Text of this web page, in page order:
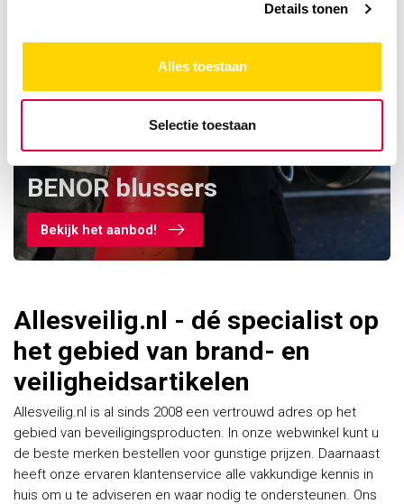
Details tonen
Alles toestaan
Selectie toestaan
Ontdek ons assortiment
BENOR blussers
Bekijk het aanbod!
Allesveilig.nl - dé specialist op
het gebied van brand- en
veiligheidsartikelen
Allesveilig.nl is al sinds 2008 een vertrouwd adres op het
gebied van beveiligingsproducten. In onze webwinkel kunt u
de beste merken bestellen voor gunstige prijzen. Daarnaast
heeft onze ervaren klantenservice alle vakkundige kennis in
huis om u te adviseren en waar nodig te ondersteunen. Ons